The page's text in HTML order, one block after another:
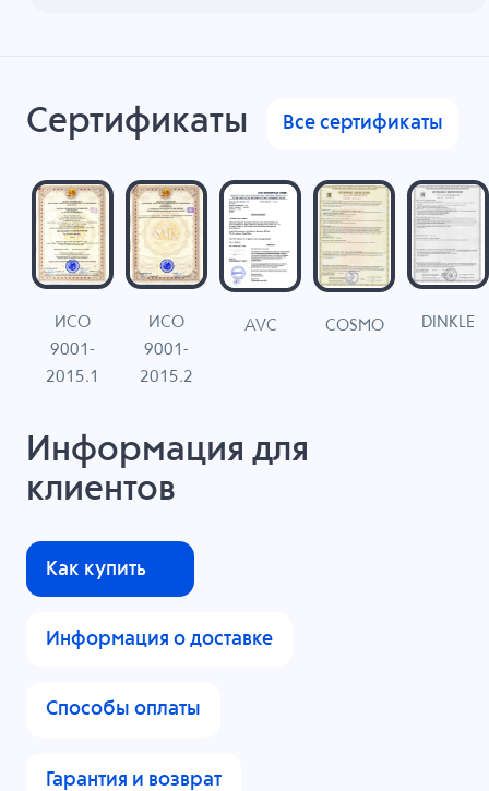
Сертификаты Все сертификаты
ИСО
9001-
2015.1
ИСО
9001-
2015.2
AVC COSMO DINKLE
Информация для
клиентов
Как купить
Информация о доставке
Способы оплаты
Гарантия и возврат